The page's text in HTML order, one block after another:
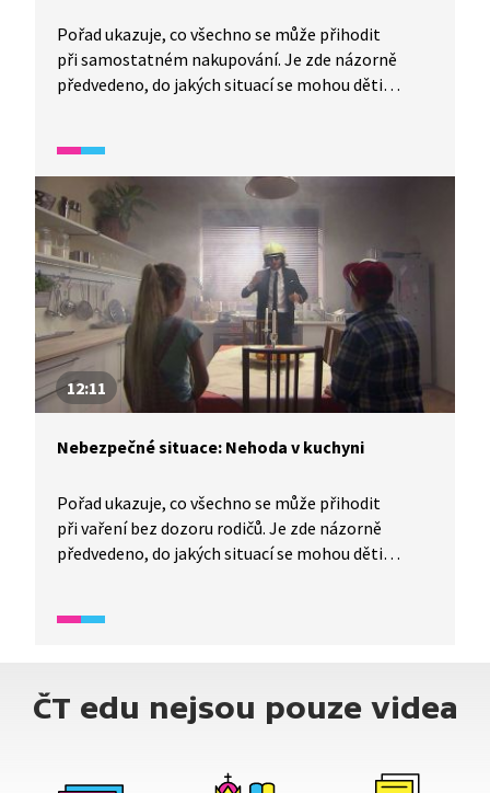
Pořad ukazuje, co všechno se může přihodit
při samostatném nakupování. Je zde názorně
předvedeno, do jakých situací se mohou děti
pořadu je i krátký test.
12:11
Nebezpečné situace: Nehoda v kuchyni
Pořad ukazuje, co všechno se může přihodit
při vaření bez dozoru rodičů. Je zde názorně
předvedeno, do jakých situací se mohou děti
pořadu je i krátký test.
ČT edu nejsou pouze videa